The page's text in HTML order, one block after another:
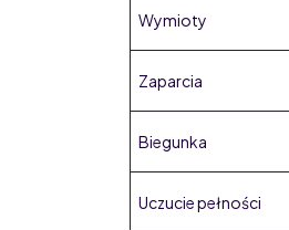
Wymioty
Zaparcia
Biegunka
Uczucie pełności